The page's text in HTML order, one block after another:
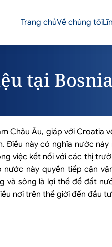
Trang chủVề chúng tôi
tại
Châu Âu, giáp với
Điều này có nghĩa nước
việc kết nối với các thị
này quyền tiếp cận
và sông là lợi thế để đất
nơi trên thế giới đến đầu